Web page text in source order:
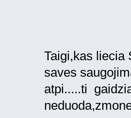
Taigi,kas liecia
saves
atpi.....ti